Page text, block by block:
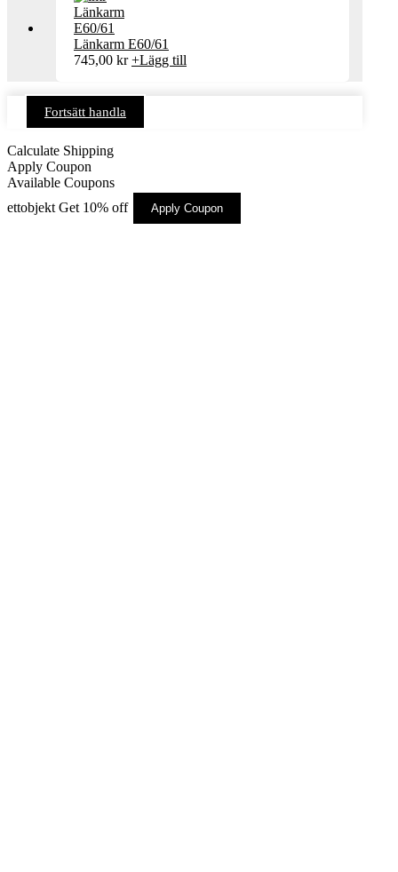
Länkarm E60/61
745,00 kr +Lägg till
Fortsätt handla
Calculate Shipping
Apply Coupon
Available Coupons
ettobjekt Get 10% off Apply Coupon